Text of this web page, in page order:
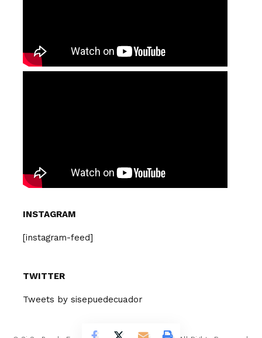
INSTAGRAM
[instagram-feed]
TWITTER
Tweets by sisepuedecuador